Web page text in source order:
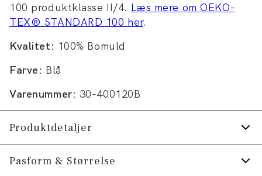
100 produktklasse II/4. Læs mere om OEKO-
TEX® STANDARD 100 her.
Kvalitet: 100% Bomuld
Farve: Blå
Varenummer: 30-400120B
Produktdetaljer
Logomærke nederst på venstre side.
Pasform & Størrelse